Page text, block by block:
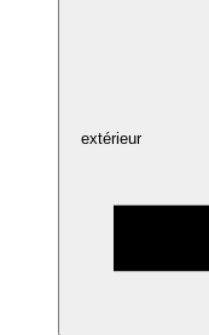
extérieur